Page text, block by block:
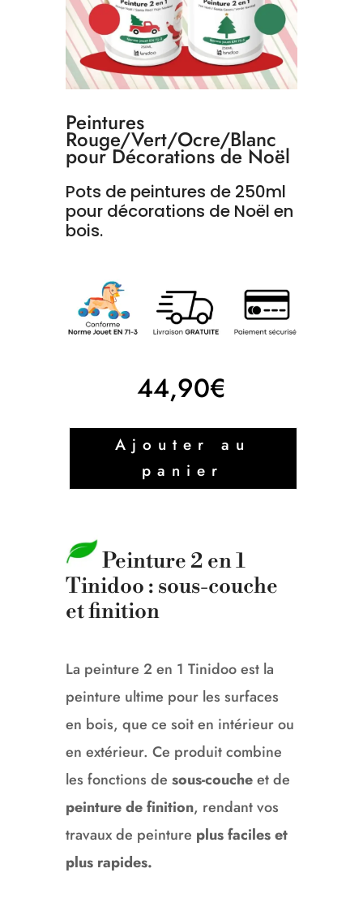
Peintures
Rouge/Vert/Ocre/Blanc
pour Décorations de Noël
Pots de peintures de 250ml
pour décorations de Noël en
bois.
44,90€
Ajouter au
panier
Peinture 2 en 1
Tinidoo : sous-couche
et finition
La peinture 2 en 1 Tinidoo est la
peinture ultime pour les surfaces
en bois, que ce soit en intérieur ou
en extérieur. Ce produit combine
les fonctions de sous-coucheet de
peinture de finition, rendant vos
travaux de peinture plus faciles et
plus rapides.